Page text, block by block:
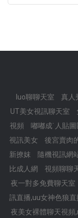
luo聊聊天室 真人
UT美女視訊聊天室
視頻
嘟嘟成˙人貼
視訊美女
後宮賣肉
新撩妺
隨機視訊網
比成人網
視頻聊聊
夜一對多免費聊天室
訊直播,uu女神色狼直
夜美女裸體聊天視